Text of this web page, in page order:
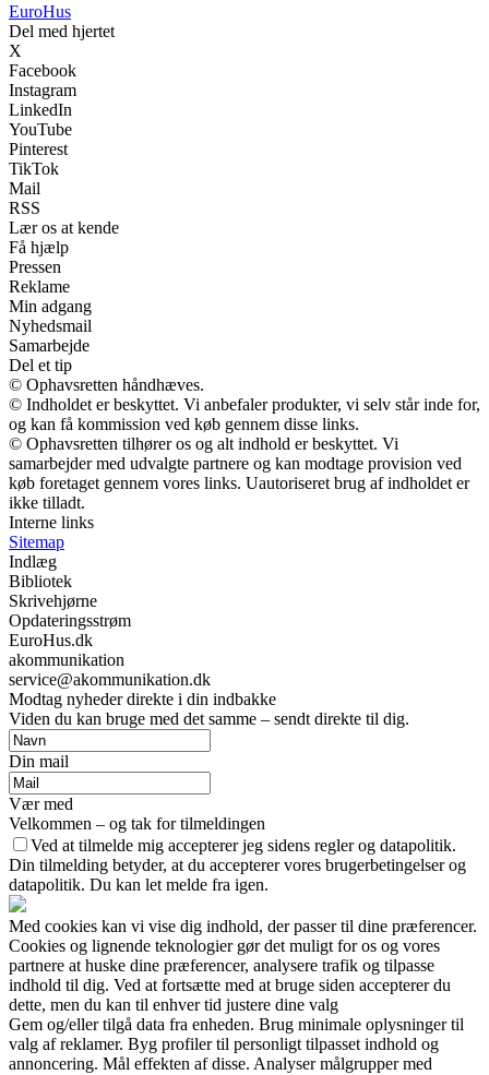
EuroHus
Del med hjertet
X
Facebook
Instagram
LinkedIn
YouTube
Pinterest
TikTok
Mail
RSS
Lær os at kende
Få hjælp
Pressen
Reklame
Min adgang
Nyhedsmail
Samarbejde
Del et tip
© Ophavsretten håndhæves.
© Indholdet er beskyttet. Vi anbefaler produkter, vi selv står inde for,
og kan få kommission ved køb gennem disse links.
© Ophavsretten tilhører os og alt indhold er beskyttet. Vi
samarbejder med udvalgte partnere og kan modtage provision ved
køb foretaget gennem vores links. Uautoriseret brug af indholdet er
ikke tilladt.
Interne links
Sitemap
Indlæg
Bibliotek
Skrivehjørne
Opdateringsstrøm
EuroHus.dk
akommunikation
service@akommunikation.dk
Modtag nyheder direkte i din indbakke
Viden du kan bruge med det samme – sendt direkte til dig.
Din mail
Vær med
Velkommen – og tak for tilmeldingen
Ved at tilmelde mig accepterer jeg sidens regler og datapolitik.
Din tilmelding betyder, at du accepterer vores brugerbetingelser og
datapolitik. Du kan let melde fra igen.
Med cookies kan vi vise dig indhold, der passer til dine præferencer.
Cookies og lignende teknologier gør det muligt for os og vores
partnere at huske dine præferencer, analysere trafik og tilpasse
indhold til dig. Ved at fortsætte med at bruge siden accepterer du
dette, men du kan til enhver tid justere dine valg
Gem og/eller tilgå data fra enheden. Brug minimale oplysninger til
valg af reklamer. Byg profiler til personligt tilpasset indhold og
annoncering. Mål effekten af disse. Analyser målgrupper med